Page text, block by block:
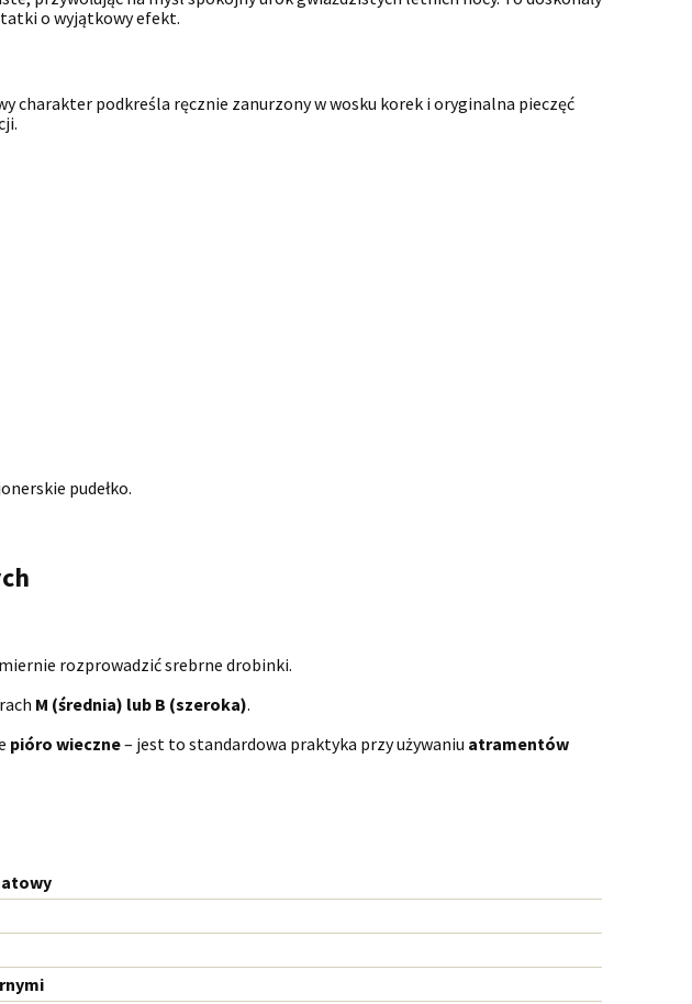
o wyjątkowy efekt.
charakter podkreśla ręcznie zanurzony w wosku korek i oryginalna pieczęć
pudełko.
rozprowadzić srebrne drobinki.
M (średnia) lub B (szeroka).
pióro wieczne– jest to standardowa praktyka przy używaniu atramentów